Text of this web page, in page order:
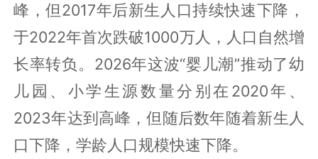
峰，但2017年后新生人口持续快速下降，
于2022年首次跌破1000万人，人口自然增
长率转负。2026年这波“婴儿潮”推动了幼
儿园、小学生源数量分别在2020年、
2023年达到高峰，但随后数年随着新生人
口下降，学龄人口规模快速下降。